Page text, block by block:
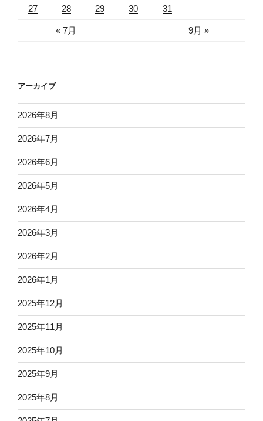
« 7月 9月 »
27 28 29 30 31
アーカイブ
2026年8月
2026年7月
2026年6月
2026年5月
2026年4月
2026年3月
2026年2月
2026年1月
2025年12月
2025年11月
2025年10月
2025年9月
2025年8月